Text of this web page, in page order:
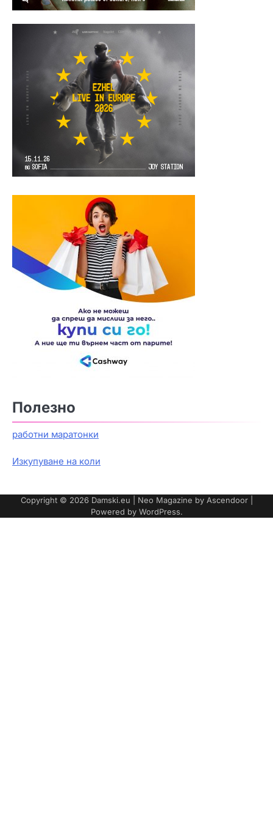
Полезно
работни маратонки
Изкупуване на коли
Copyright © 2026 Damski.eu | Neo Magazine by Ascendoor|
Powered by WordPress.